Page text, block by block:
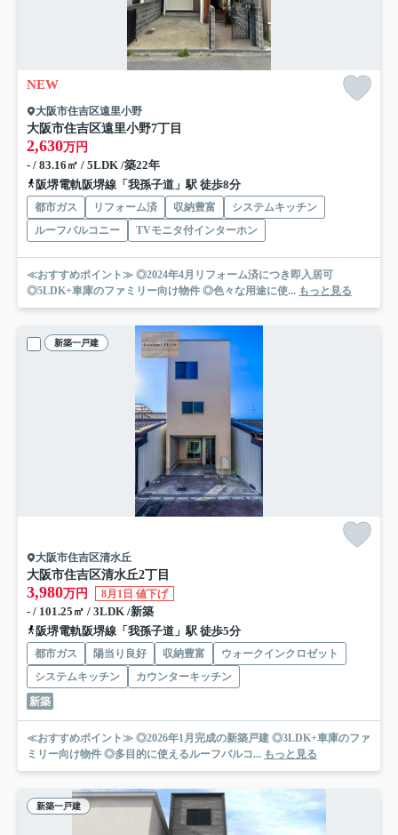
NEW
大阪市住吉区遠里小野
大阪市住吉区遠里小野7丁目
2,630万円
- / 83.16㎡ / 5LDK /築22年
阪堺電軌阪堺線「我孫子道」駅 徒歩8分
都市ガス リフォーム済 収納豊富
システムキッチン
ルーフバルコニー
TVモニタ付インターホン
≪おすすめポイント≫ ◎2024年4月リフォーム済につき即入居可
◎5LDK+車庫のファミリー向け物件 ◎色々な用途に使... もっと見る
新築一戸建
大阪市住吉区清水丘
大阪市住吉区清水丘2丁目
3,980万円 8月1日 値下げ
- / 101.25㎡ / 3LDK /新築
阪堺電軌阪堺線「我孫子道」駅 徒歩5分
都市ガス 陽当り良好 収納豊富
ウォークインクロゼット
システムキッチン
カウンターキッチン
新築
≪おすすめポイント≫ ◎2026年1月完成の新築戸建 ◎3LDK+車庫のファ
ミリー向け物件 ◎多目的に使えるルーフバルコ... もっと見る
新築一戸建